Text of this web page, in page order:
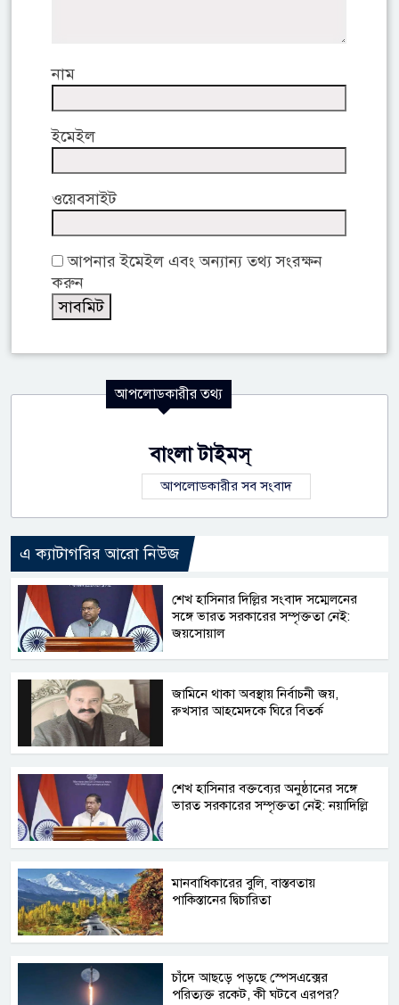
নাম
ইমেইল
ওয়েবসাইট
আপনার ইমেইল এবং অন্যান্য তথ্য সংরক্ষন
করুন
আপলোডকারীর তথ্য
বাংলা টাইমস্
আপলোডকারীর সব সংবাদ
এ ক্যাটাগরির আরো নিউজ
শেখ হাসিনার দিল্লির সংবাদ সম্মেলনের
সঙ্গে ভারত সরকারের সম্পৃক্ততা নেই:
জয়সোয়াল
জামিনে থাকা অবস্থায় নির্বাচনী জয়,
রুখসার আহমেদকে ঘিরে বিতর্ক
শেখ হাসিনার বক্তব্যের অনুষ্ঠানের সঙ্গে
ভারত সরকারের সম্পৃক্ততা নেই: নয়াদিল্লি
মানবাধিকারের বুলি, বাস্তবতায়
পাকিস্তানের দ্বিচারিতা
চাঁদে আছড়ে পড়ছে স্পেসএক্সের
পরিত্যক্ত রকেট, কী ঘটবে এরপর?